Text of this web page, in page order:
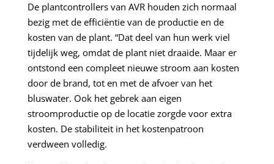
De plantcontrollers van AVR houden zich normaal
bezig met de efficiëntie van de productie en de
kosten van de plant. “Dat deel van hun werk viel
tijdelijk weg, omdat de plant niet draaide. Maar er
ontstond een compleet nieuwe stroom aan kosten
door de brand, tot en met de afvoer van het
bluswater. Ook het gebrek aan eigen
stroomproductie op de locatie zorgde voor extra
kosten. De stabiliteit in het kostenpatroon
verdween volledig.